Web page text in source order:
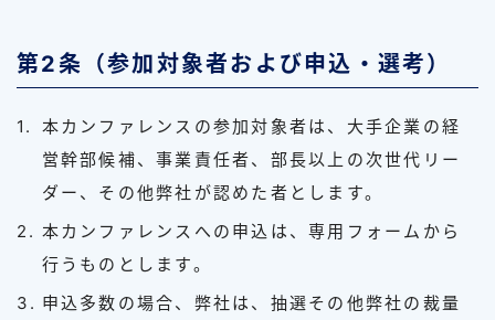
第2条（参加対象者および申込・選考）
本カンファレンスの参加対象者は、大手企業の経
営幹部候補、事業責任者、部長以上の次世代リー
ダー、その他弊社が認めた者とします。
本カンファレンスへの申込は、専用フォームから
行うものとします。
申込多数の場合、弊社は、抽選その他弊社の裁量